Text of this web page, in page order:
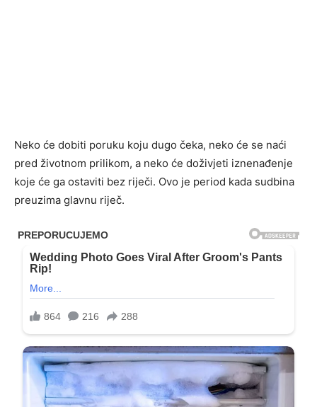
Neko će dobiti poruku koju dugo čeka, neko će se naći
pred životnom prilikom, a neko će doživjeti iznenađenje
koje će ga ostaviti bez riječi. Ovo je period kada sudbina
preuzima glavnu riječ.